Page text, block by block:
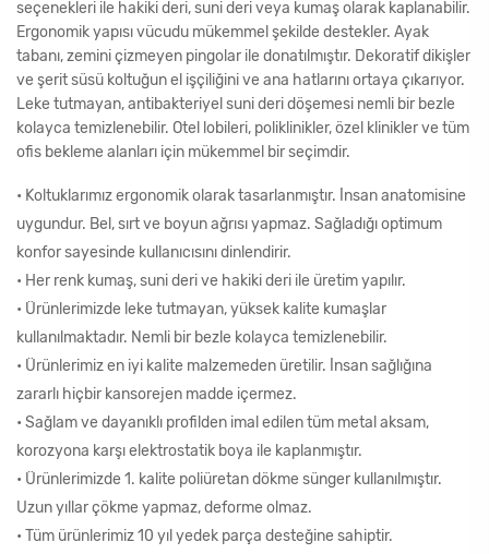
seçenekleri ile hakiki deri, suni deri veya kumaş olarak kaplanabilir.
Ergonomik yapısı vücudu mükemmel şekilde destekler. Ayak
tabanı, zemini çizmeyen pingolar ile donatılmıştır. Dekoratif dikişler
ve şerit süsü koltuğun el işçiliğini ve ana hatlarını ortaya çıkarıyor.
Leke tutmayan, antibakteriyel suni deri döşemesi nemli bir bezle
kolayca temizlenebilir. Otel lobileri, poliklinikler, özel klinikler ve tüm
ofis bekleme alanları için mükemmel bir seçimdir.
• Koltuklarımız ergonomik olarak tasarlanmıştır. İnsan anatomisine
uygundur. Bel, sırt ve boyun ağrısı yapmaz. Sağladığı optimum
konfor sayesinde kullanıcısını dinlendirir.
• Her renk kumaş, suni deri ve hakiki deri ile üretim yapılır.
• Ürünlerimizde leke tutmayan, yüksek kalite kumaşlar
kullanılmaktadır. Nemli bir bezle kolayca temizlenebilir.
• Ürünlerimiz en iyi kalite malzemeden üretilir. İnsan sağlığına
zararlı hiçbir kansorejen madde içermez.
• Sağlam ve dayanıklı profilden imal edilen tüm metal aksam,
korozyona karşı elektrostatik boya ile kaplanmıştır.
• Ürünlerimizde 1. kalite poliüretan dökme sünger kullanılmıştır.
Uzun yıllar çökme yapmaz, deforme olmaz.
• Tüm ürünlerimiz 10 yıl yedek parça desteğine sahiptir.